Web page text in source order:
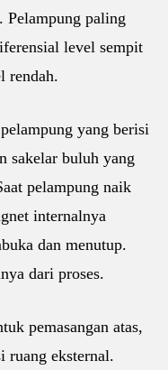
Pelampung paling
level sempit
rendah.
yang berisi
sakelar buluh yang
pelampung naik
internalnya
dan menutup.
dari proses.
pemasangan atas,
ruang eksternal.